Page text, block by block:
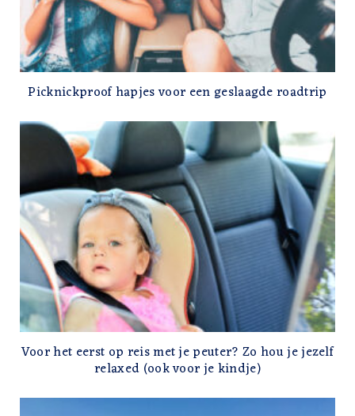
Picknickproof hapjes voor een geslaagde roadtrip
Voor het eerst op reis met je peuter? Zo hou je jezelf
relaxed (ook voor je kindje)